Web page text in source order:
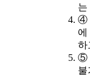
는
④
에
하
⑤
불